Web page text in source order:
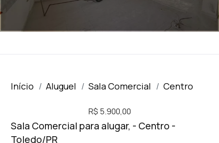
Início Aluguel Sala Comercial Centro
R$ 5.900,00
Sala Comercial para alugar, - Centro -
Toledo/PR